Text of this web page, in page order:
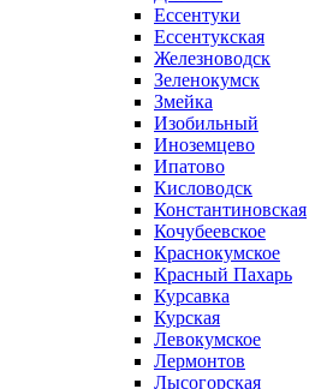
Ессентуки
Ессентукская
Железноводск
Зеленокумск
Змейка
Изобильный
Иноземцево
Ипатово
Кисловодск
Константиновская
Кочубеевское
Краснокумское
Красный Пахарь
Курсавка
Курская
Левокумское
Лермонтов
Лысогорская